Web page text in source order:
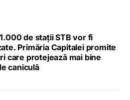
de stații STB vor fi
Primăria Capitalei promite
care protejează mai bine
caniculă